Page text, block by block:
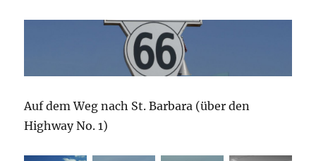
Auf dem Weg nach St. Barbara (über den
Highway No. 1)